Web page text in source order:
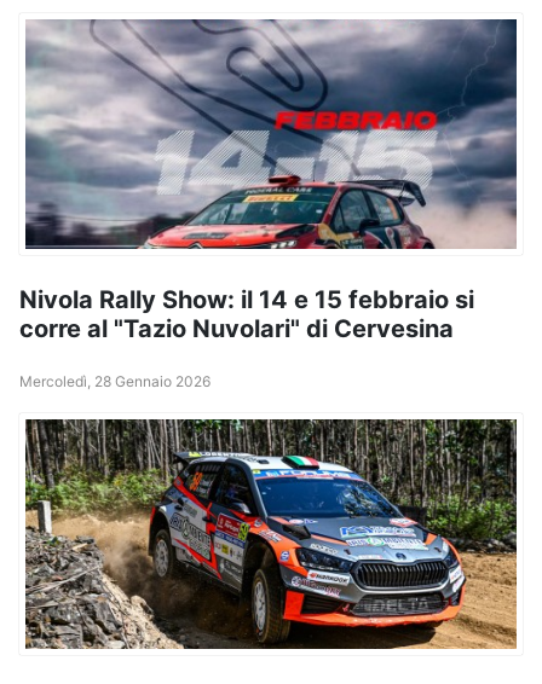
Nivola Rally Show: il 14 e 15 febbraio si
corre al "Tazio Nuvolari" di Cervesina
Mercoledì, 28 Gennaio 2026